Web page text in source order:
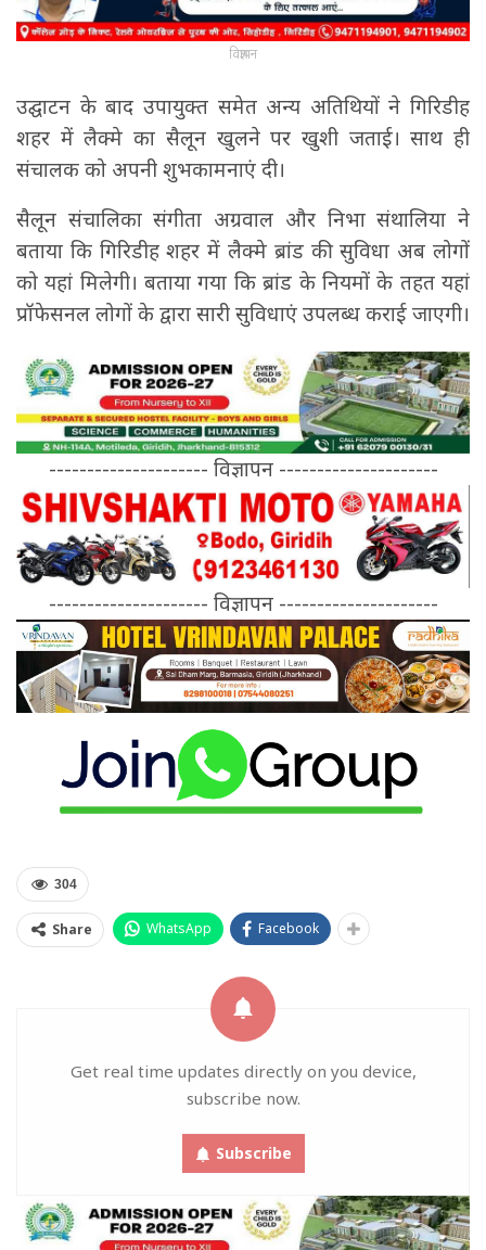
विज्ञापन
उद्घाटन के बाद उपायुक्त समेत अन्य अतिथियों ने गिरिडीह
शहर में लैक्मे का सैलून खुलने पर खुशी जताई। साथ ही
संचालक को अपनी शुभकामनाएं दी।
सैलून संचालिका संगीता अग्रवाल और निभा संथालिया ने
बताया कि गिरिडीह शहर में लैक्मे ब्रांड की सुविधा अब लोगों
को यहां मिलेगी। बताया गया कि ब्रांड के नियमों के तहत यहां
प्रॉफेसनल लोगों के द्वारा सारी सुविधाएं उपलब्ध कराई जाएगी।
--------------------- विज्ञापन ---------------------
--------------------- विज्ञापन ---------------------
304
Share WhatsApp Facebook
Get real time updates directly on you device,
subscribe now.
Subscribe